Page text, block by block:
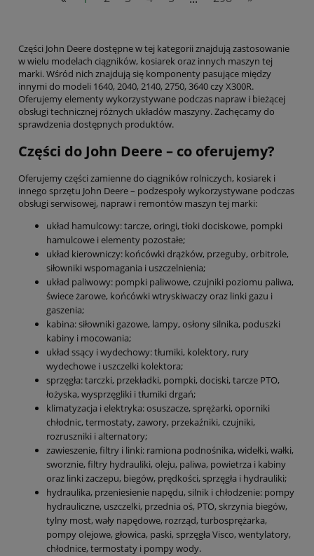
Części John Deere dostępne w tej kategorii znajdują zastosowanie
w wielu modelach ciągników, kosiarek oraz innych maszyn tej
marki. Wśród nich znajdują się komponenty pasujące między
innymi do modeli 1640, 2040, 2140, 2750, 3640 czy X300R.
Oferujemy elementy wykorzystywane podczas napraw i bieżącej
obsługi technicznej różnych układów maszyny. Zachęcamy do
sprawdzenia dostępnych produktów.
Części do John Deere – co oferujemy?
Oferujemy części zamienne do ciągników rolniczych, kosiarek i
innego sprzętu John Deere – podzespoły wykorzystywane podczas
obsługi serwisowej, napraw i remontów maszyn tej marki:
układ hamulcowy: tarcze, oringi, tłoki dociskowe, pompki
hamulcowe i elementy pozostałe;
układ kierowniczy: końcówki drążków, przeguby, orbitrole,
siłowniki wspomagania i uszczelnienia;
układ paliwowy: pompki paliwowe, czujniki poziomu paliwa,
świece żarowe, końcówki wtryskiwaczy oraz linki gazu i
gaszenia;
kabina: siłowniki gazowe, lampy, osłony silnika, poduszki
kabiny i mocowania;
układ ssący i wydechowy: tłumiki, kolektory, rury
wydechowe i uszczelki kolektora;
sprzęgła: tarczki, przekładki, pompki, dociski, tarcze PTO,
łożyska, wysprzęgliki i tłumiki drgań;
klimatyzacja i elektryka: osuszacze, sprężarki, oporniki
chłodnic, termostaty, zawory, przekaźniki, czujniki,
rozruszniki i alternatory;
zawieszenie, filtry i linki: ramiona podnośnika, widełki, wałki,
sworznie, filtry hydrauliki, oleju, paliwa, powietrza i kabiny
oraz linki zaczepu, biegów, prędkości, sprzęgła i hydrauliki;
hydraulika, przeniesienie napędu, silnik i chłodzenie: pompy
hydrauliczne, uszczelki, przednia oś, PTO, skrzynia biegów,
tylny most, wały napędowe, rozrząd, turbosprężarka,
pompy olejowe, głowica, paski, sprzęgła Visco, wentylatory,
chłodnice, termostaty i pompy wody.